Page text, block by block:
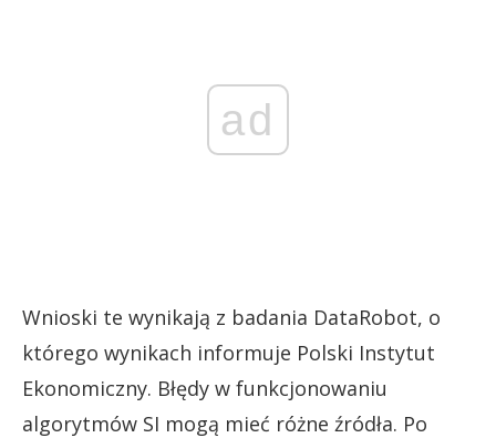
ad
Wnioski te wynikają z badania DataRobot, o
którego wynikach informuje Polski Instytut
Ekonomiczny. Błędy w funkcjonowaniu
algorytmów SI mogą mieć różne źródła. Po